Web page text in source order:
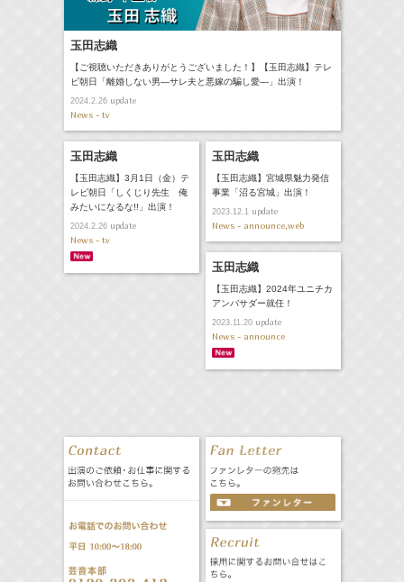
玉田志織
【ご視聴いただきありがとうございました！】【玉田志織】テレ
ビ朝日「離婚しない男―サレ夫と悪嫁の騙し愛―」出演！
2024.2.26update
News - tv
玉田志織
【玉田志織】3月1日（金）テ
レビ朝日「しくじり先生 俺
みたいになるな!!」出演！
2024.2.26update
News - tv
玉田志織
【玉田志織】宮城県魅力発信
事業「沼る宮城」出演！
2023.12.1update
News - announce,web
玉田志織
【玉田志織】2024年ユニチカ
アンバサダー就任！
2023.11.20update
News - announce